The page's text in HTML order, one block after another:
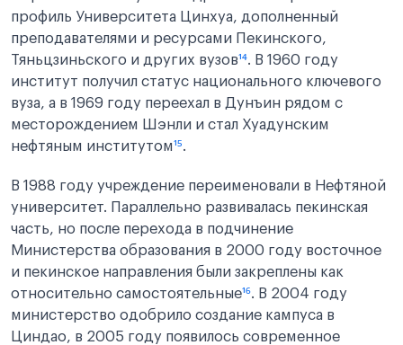
профиль Университета Цинхуа, дополненный
преподавателями и ресурсами Пекинского,
Тяньцзиньского и других вузов¹⁴. В 1960 году
институт получил статус национального ключевого
вуза, а в 1969 году переехал в Дунъин рядом с
месторождением Шэнли и стал Хуадунским
нефтяным институтом¹⁵.
В 1988 году учреждение переименовали в Нефтяной
университет. Параллельно развивалась пекинская
часть, но после перехода в подчинение
Министерства образования в 2000 году восточное
и пекинское направления были закреплены как
относительно самостоятельные¹⁶. В 2004 году
министерство одобрило создание кампуса в
Циндао, в 2005 году появилось современное